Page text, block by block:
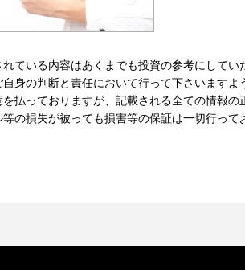
ている内容はあくまでも投資の参考にして
身の判断と責任において行って下さいます
払っておりますが、記載される全ての情報の
の損失が被っても損害等の保証は一切行って